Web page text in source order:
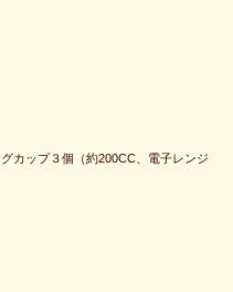
カップ３個（約200CC、電子レンジ